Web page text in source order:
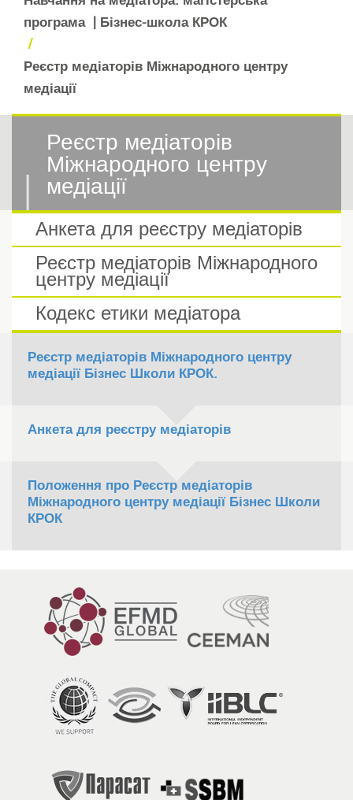
програма | Бізнес-школа КРОК
/
Реєстр медіаторів Міжнародного центру
медіації
Реєстр медіаторів
Міжнародного центру
медіації
Анкета для реєстру медіаторів
Реєстр медіаторів Міжнародного
центру медіації
Кодекс етики медіатора
Реєстр медіаторів Міжнародного центру
медіації Бізнес Школи КРОК.
Анкета для реєстру медіаторів
Положення про Реєстр медіаторів
Міжнародного центру медіації Бізнес Школи
КРОК